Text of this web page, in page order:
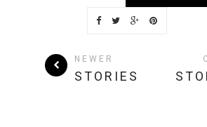
NEWER
STORIES